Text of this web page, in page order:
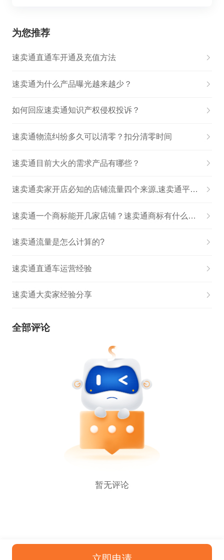
为您推荐
速卖通直通车开通及充值方法
速卖通为什么产品曝光越来越少？
如何回应速卖通知识产权侵权投诉？
速卖通物流纠纷多久可以清零？扣分清零时间
速卖通目前大火的需求产品有哪些？
速卖通卖家开店必知的店铺流量四个来源,速卖通平台流量的最大来源是
速卖通一个商标能开几家店铺？速卖通商标有什么条件？
速卖通流量是怎么计算的?
速卖通直通车运营经验
速卖通大卖家经验分享
全部评论
暂无评论